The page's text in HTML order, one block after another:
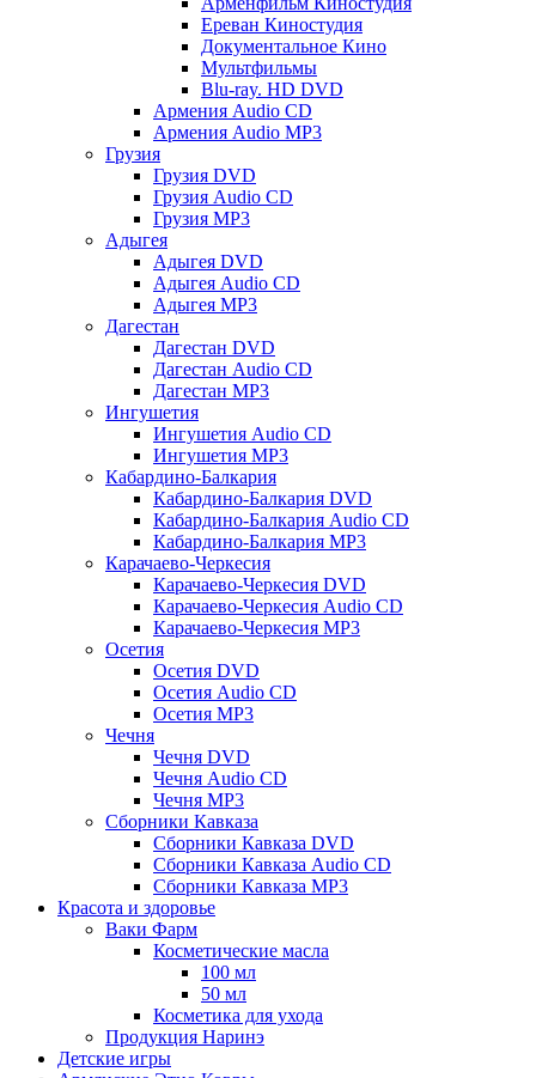
Ереван Киностудия
Документальное Кино
Мультфильмы
Blu-ray. HD DVD
Армения Audio CD
Армения Audio MP3
Грузия
Грузия DVD
Грузия Audio CD
Грузия MP3
Адыгея
Адыгея DVD
Адыгея Audio CD
Адыгея MP3
Дагестан
Дагестан DVD
Дагестан Audio CD
Дагестан MP3
Ингушетия
Ингушетия Audio CD
Ингушетия MP3
Кабардино-Балкария
Кабардино-Балкария DVD
Кабардино-Балкария Audio CD
Кабардино-Балкария MP3
Карачаево-Черкесия
Карачаево-Черкесия DVD
Карачаево-Черкесия Audio CD
Карачаево-Черкесия MP3
Осетия
Осетия DVD
Осетия Audio CD
Осетия MP3
Чечня
Чечня DVD
Чечня Audio CD
Чечня MP3
Сборники Кавказа
Сборники Кавказа DVD
Сборники Кавказа Audio CD
Сборники Кавказа MP3
Красота и здоровье
Ваки Фарм
Косметические масла
100 мл
50 мл
Косметика для ухода
Продукция Наринэ
Детские игры